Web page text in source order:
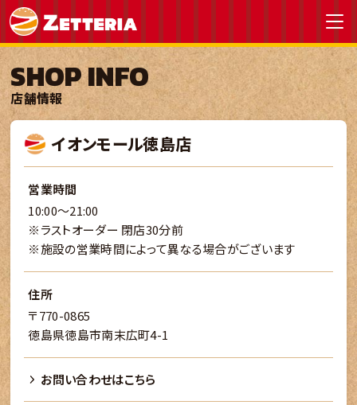
SHOP INFO
店舗情報
イオンモール徳島店
営業時間
10:00～21:00
※ラストオーダー 閉店30分前
※施設の営業時間によって異なる場合がございます
住所
〒770-0865
徳島県徳島市南末広町4-1
お問い合わせはこちら